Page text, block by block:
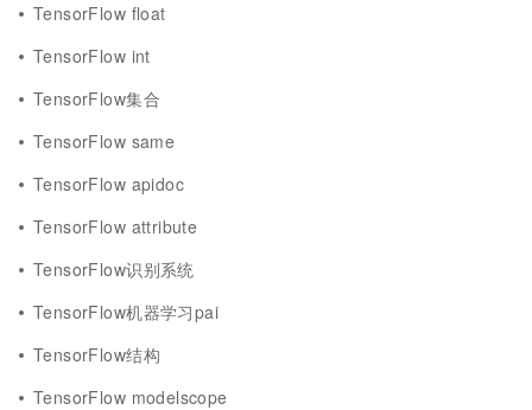
TensorFlow float
TensorFlow int
TensorFlow集合
TensorFlow same
TensorFlow apidoc
TensorFlow attribute
TensorFlow识别系统
TensorFlow机器学习pai
TensorFlow结构
TensorFlow modelscope